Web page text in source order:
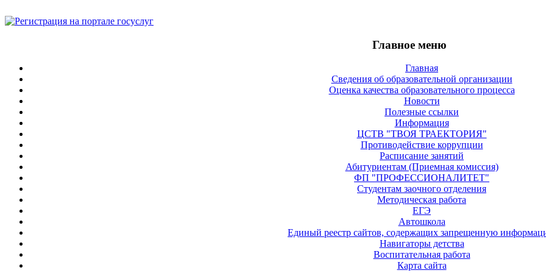
Главное меню
Главная
Сведения об образовательной организации
Оценка качества образовательного процесса
Новости
Полезные ссылки
Информация
ЦСТВ "ТВОЯ ТРАЕКТОРИЯ"
Противодействие коррупции
Расписание занятий
Абитуриентам (Приемная комиссия)
ФП "ПРОФЕССИОНАЛИТЕТ"
Студентам заочного отделения
Методическая работа
ЕГЭ
Автошкола
Единый реестр сайтов, содержащих запрещенную
Навигаторы детства
Воспитательная работа
Карта сайта